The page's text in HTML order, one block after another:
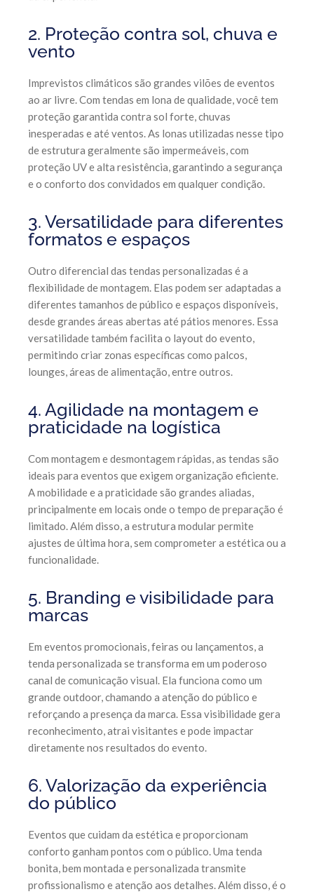
2. Proteção contra sol, chuva e
vento
Imprevistos climáticos são grandes vilões de eventos
ao ar livre. Com tendas em lona de qualidade, você tem
proteção garantida contra sol forte, chuvas
inesperadas e até ventos. As lonas utilizadas nesse tipo
de estrutura geralmente são impermeáveis, com
proteção UV e alta resistência, garantindo a segurança
e o conforto dos convidados em qualquer condição.
3. Versatilidade para diferentes
formatos e espaços
Outro diferencial das tendas personalizadas é a
flexibilidade de montagem. Elas podem ser adaptadas a
diferentes tamanhos de público e espaços disponíveis,
desde grandes áreas abertas até pátios menores. Essa
versatilidade também facilita o layout do evento,
permitindo criar zonas específicas como palcos,
lounges, áreas de alimentação, entre outros.
4. Agilidade na montagem e
praticidade na logística
Com montagem e desmontagem rápidas, as tendas são
ideais para eventos que exigem organização eficiente.
A mobilidade e a praticidade são grandes aliadas,
principalmente em locais onde o tempo de preparação é
limitado. Além disso, a estrutura modular permite
ajustes de última hora, sem comprometer a estética ou a
funcionalidade.
5. Branding e visibilidade para
marcas
Em eventos promocionais, feiras ou lançamentos, a
tenda personalizada se transforma em um poderoso
canal de comunicação visual. Ela funciona como um
grande outdoor, chamando a atenção do público e
reforçando a presença da marca. Essa visibilidade gera
reconhecimento, atrai visitantes e pode impactar
diretamente nos resultados do evento.
6. Valorização da experiência
do público
Eventos que cuidam da estética e proporcionam
conforto ganham pontos com o público. Uma tenda
bonita, bem montada e personalizada transmite
profissionalismo e atenção aos detalhes. Além disso, é o